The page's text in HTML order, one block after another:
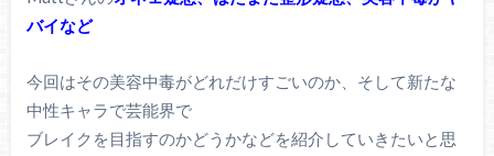
バイなど
今回はその美容中毒がどれだけすごいのか、そして新たな
中性キャラで芸能界で
ブレイクを目指すのかどうかなどを紹介していきたいと思